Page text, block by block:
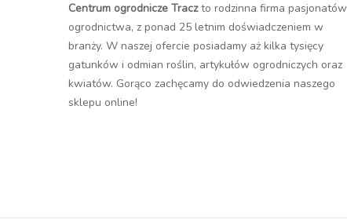
Centrum ogrodnicze Traczto rodzinna firma pasjonatów
ogrodnictwa, z ponad 25 letnim doświadczeniem w
branży. W naszej ofercie posiadamy aż kilka tysięcy
gatunków i odmian roślin, artykułów ogrodniczych oraz
kwiatów. Gorąco zachęcamy do odwiedzenia naszego
sklepu online!